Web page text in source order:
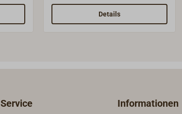
zusammenzustellen, nutzen Sie
auch die Online-Unterstützung
Details
Service Informationen